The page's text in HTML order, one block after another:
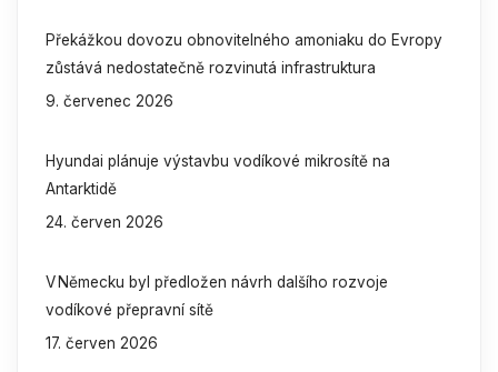
Překážkou dovozu obnovitelného amoniaku do Evropy
zůstává nedostatečně rozvinutá infrastruktura
9. červenec 2026
Hyundai plánuje výstavbu vodíkové mikrosítě na
Antarktidě
24. červen 2026
V Německu byl předložen návrh dalšího rozvoje
vodíkové přepravní sítě
17. červen 2026